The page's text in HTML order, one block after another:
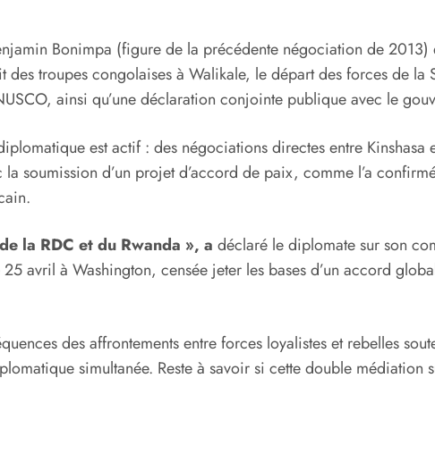
Bonimpa (figure de la précédente négociation de
des troupes congolaises à Walikale, le départ des forces de
ainsi qu’une déclaration conjointe publique avec le
est actif : des négociations directes entre
soumission d’un projet d’accord de paix, comme l’a
la RDC et du Rwanda », a déclaré le diplomate sur son
avril à Washington, censée jeter les bases d’un accord
des affrontements entre forces loyalistes et rebelles
simultanée. Reste à savoir si cette double médiation